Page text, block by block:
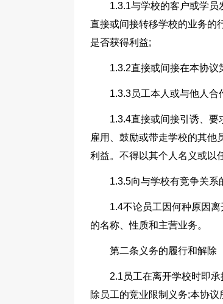
1.3.1与学校的客户或学员
直接或间接转移学校的业务的
是否获得利益;
1.3.2直接或间接在本协
1.3.3员工本人或与他人
1.3.4直接或间接引诱、要
雇用、鼓励或带走学校的其他
利益。不得以其个人名义或以
1.3.5向与学校有竞争关系
1.4不论员工因何种原因
的名称、性质和主营业务。
第二条义务的履行和解除
2.1员工在离开学校时即
除员工的竞业限制义务;本协